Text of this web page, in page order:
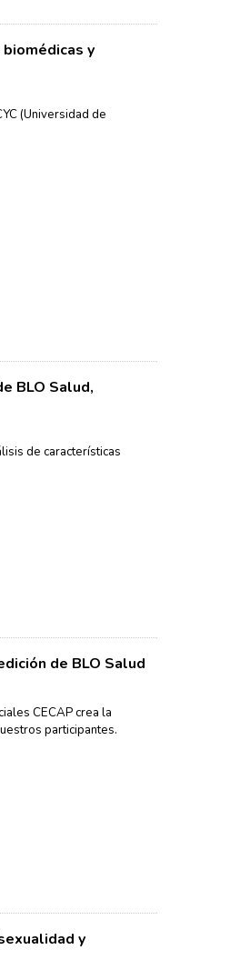
y
(Universidad de
BLO Salud,
de características
de BLO Salud
CECAP crea la
participantes.
y